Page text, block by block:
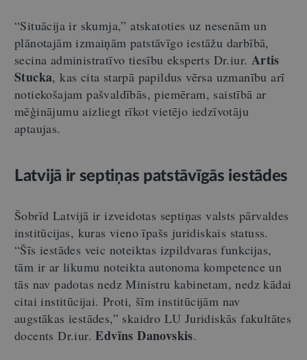
“Situācija ir skumja,” atskatoties uz nesenām un
plānotajām izmaiņām patstāvīgo iestāžu darbībā,
secina administratīvo tiesību eksperts Dr.iur. Artis
Stucka, kas cita starpā papildus vērsa uzmanību arī
notiekošajam pašvaldībās, piemēram, saistībā ar
mēģinājumu aizliegt rīkot vietējo iedzīvotāju
aptaujas.
Latvijā ir septiņas patstāvīgās iestādes
Šobrīd Latvijā ir izveidotas septiņas valsts pārvaldes
institūcijas, kuras vieno īpašs juridiskais statuss.
“Šīs iestādes veic noteiktas izpildvaras funkcijas,
tām ir ar likumu noteikta autonoma kompetence un
tās nav padotas nedz Ministru kabinetam, nedz kādai
citai institūcijai. Proti, šīm institūcijām nav
augstākas iestādes,” skaidro LU Juridiskās fakultātes
docents Dr.iur.Edvīns Danovskis.